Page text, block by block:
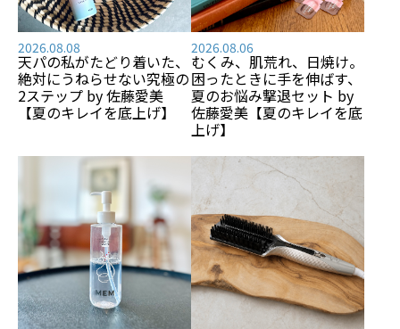
2026.08.08
天パの私がたどり着いた、
絶対にうねらせない究極の
2ステップ by 佐藤愛美
【夏のキレイを底上げ】
2026.08.06
むくみ、肌荒れ、日焼け――。
困ったときに手を伸ばす、
夏のお悩み撃退セット by
佐藤愛美【夏のキレイを底
上げ】